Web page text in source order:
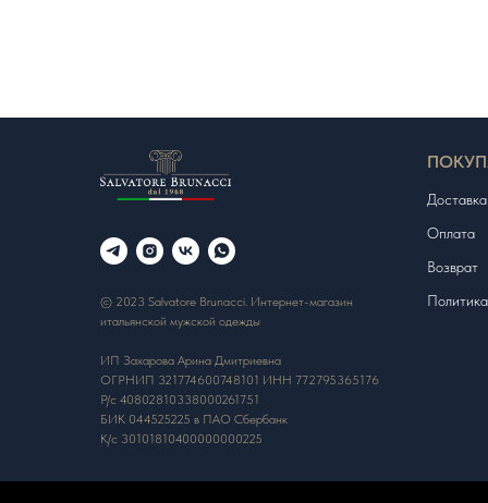
© 2023 Salvatore Brunacci. Интернет-магазин
итальянской мужской одежды
ИП Захарова Арина Дмитриевна
ОГРНИП 321774600748101 ИНН 772795365176
Р/с 40802810338000261751
БИК 044525225 в ПАО Сбербанк
К/с 30101810400000000225
Доставка
Оплата
Возврат